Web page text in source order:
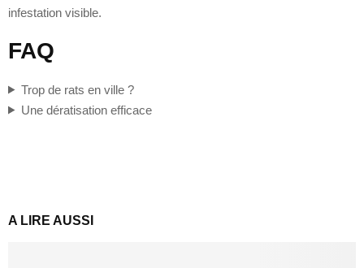
infestation visible.
FAQ
Trop de rats en ville ?
Une dératisation efficace
A LIRE AUSSI